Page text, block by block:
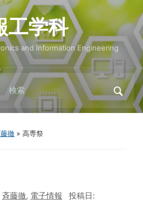
工学科
and Information Engineering
Search
for:
徹» 高専祭
斉藤徹, 電子情報 投稿日: